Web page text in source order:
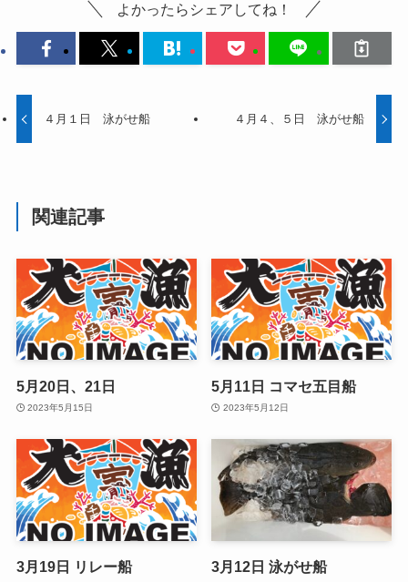
よかったらシェアしてね！
４月１日 泳がせ船 ４月４、５日 泳がせ船
関連記事
5月20日、21日
2023年5月15日
5月11日 コマセ五目船
2023年5月12日
3月19日 リレー船 3月12日 泳がせ船